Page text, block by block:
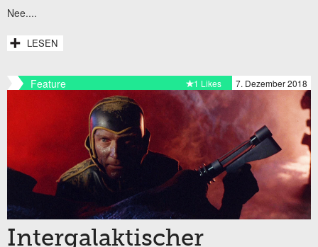
Nee....
LESEN
Feature 7. Dezember 2018
1 Likes
Intergalaktischer